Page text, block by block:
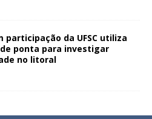
participação da UFSC utiliza
ponta para investigar
no litoral